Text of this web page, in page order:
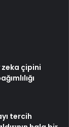
çipini
tercih